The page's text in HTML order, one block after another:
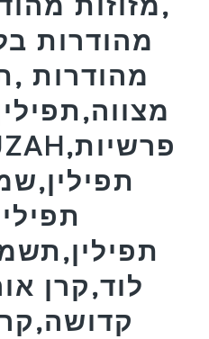
מהודרות
מהודרות
לוד,קרן